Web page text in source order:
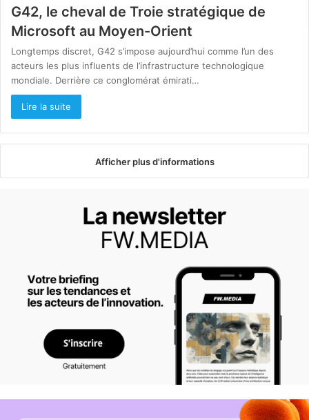
G42, le cheval de Troie stratégique de
Microsoft au Moyen-Orient
Longtemps discret, G42 s’impose aujourd’hui comme l’un des
acteurs les plus influents de l’infrastructure technologique
mondiale. Derrière ce conglomérat émirati…
Lire la suite
Afficher plus d'informations